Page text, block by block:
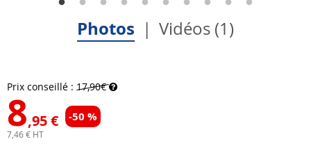
Photos Vidéos (1)
Prix conseillé : 17,90€
8,95 € -50 %
7,46 € HT